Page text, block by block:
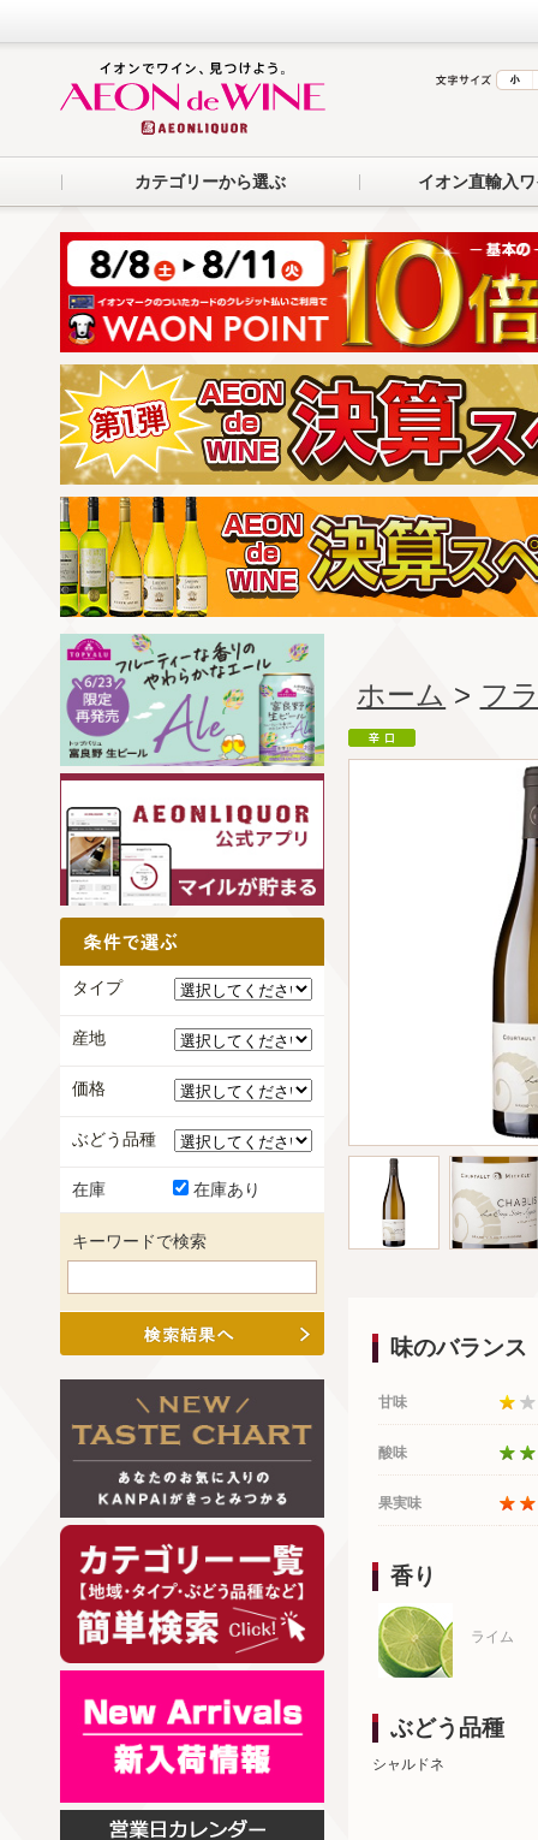
カテゴリーから選ぶ イオン直輸入
ホーム > フ
味のバランス
甘味
酸味
果実味
香り
ライム
ぶどう品種
シャルドネ
タイプ
産地
価格
ぶどう品種
在庫 在庫あり
キーワードで検索